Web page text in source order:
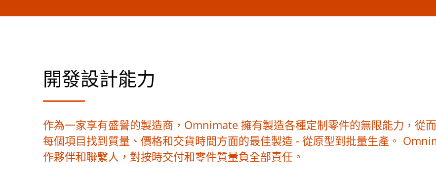
開發設計能力
作為一家享有盛譽的製造商，Omnimate 擁有製造各種定制零件的無限能力，從
每個項目找到質量、價格和交貨時間方面的最佳製造 - 從原型到批量生產。
作夥伴和聯繫人，對按時交付和零件質量負全部責任。